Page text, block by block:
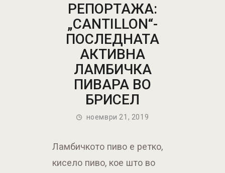
ПИВОТЕКА
РЕЦЕНЗИИ
РЕПОРТАЖА:
„CANTILLON“-
ПОСЛЕДНАТА
АКТИВНА
ЛАМБИЧКА
ПИВАРА ВО
БРИСЕЛ
ноември 21, 2019
Ламбичкото пиво е ретко,
кисело пиво, кое што во